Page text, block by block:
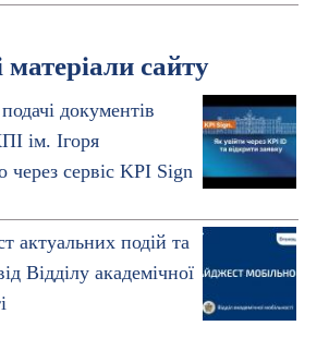
матеріали сайту
документів
ім. Ігоря
через сервіс KPI Sign
актуальних подій та
Відділу академічної